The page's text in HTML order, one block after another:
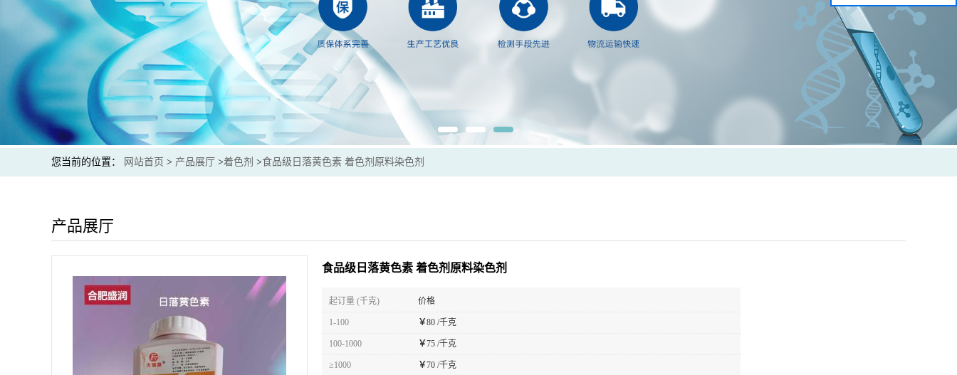
您当前的位置： 网站首页 > 产品展厅 >着色剂 >食品级日落黄色素 着色剂原料染色剂
产品展厅
食品级日落黄色素 着色剂原料染色剂
起订量 (千克) 价格
1-100 ￥80 /千克
100-1000 ￥75 /千克
≥1000 ￥70 /千克